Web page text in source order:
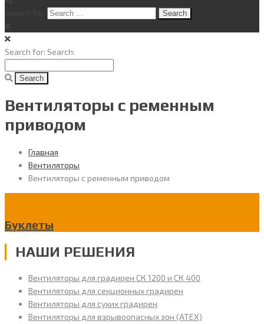
Search for: Search:
Вентиляторы с ременным
приводом
Главная
Вентиляторы
Вентиляторы с ременным приводом
Буклеты
НАШИ РЕШЕНИЯ
Вентиляторы для градирен СК 1200 и СК 400
Вентиляторы для секционных градирен
Вентиляторы для сухих градирен
Вентиляторы для взрывоопасных зон (ATEX)